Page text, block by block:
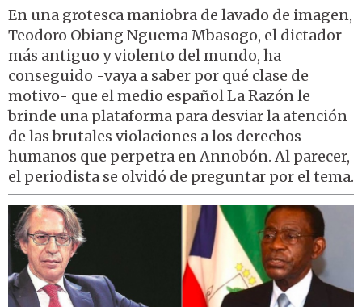
En una grotesca maniobra de lavado de imagen,
Teodoro Obiang Nguema Mbasogo, el dictador
más antiguo y violento del mundo, ha
conseguido -vaya a saber por qué clase de
motivo- que el medio español La Razón le
brinde una plataforma para desviar la atención
de las brutales violaciones a los derechos
humanos que perpetra en Annobón. Al parecer,
el periodista se olvidó de preguntar por el tema.